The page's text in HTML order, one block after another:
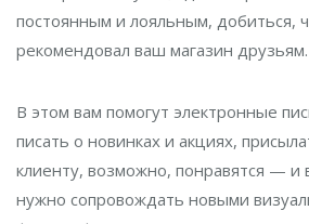
постоянным и лояльным, добиться,
рекомендовал ваш магазин друзьям.
В этом вам помогут электронные
писать о новинках и акциях,
клиенту, возможно, понравятся — и
нужно сопровождать новыми